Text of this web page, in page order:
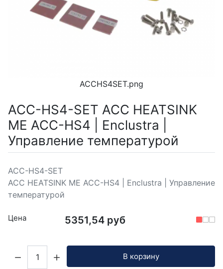
ACCHS4SET.png
ACC-HS4-SET ACC HEATSINK
ME ACC-HS4 | Enclustra |
Управление температурой
ACC-HS4-SET
ACC HEATSINK ME ACC-HS4 | Enclustra | Управление
температурой
Цена 5351,54 руб
В корзину